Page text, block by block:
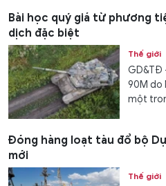
Bài học quý giá từ phương
dịch đặc biệt
Thế giới
GD&TĐ
90M do
một
Đóng hàng loạt tàu đổ bộ Dự
mới
Thế giới